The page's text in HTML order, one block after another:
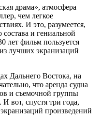
драма», атмосфера
чем легкое
И это, разумеется,
состава и гениальной
лет фильм пользуется
лучших экранизаций
Дальнего Востока, на
что аренда судна
и съемочной группы
вот, спустя три года,
произведений